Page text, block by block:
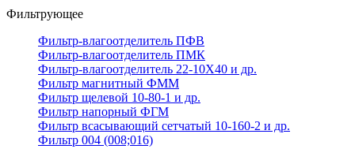
Фильтрующее
Фильтр-влагоотделитель ПФВ
Фильтр-влагоотделитель ПМК
Фильтр-влагоотделитель 22-10Х40 и др.
Фильтр магнитный ФММ
Фильтр щелевой 10-80-1 и др.
Фильтр напорный ФГМ
Фильтр всасывающий сетчатый 10-160-2 и др.
Фильтр 004 (008;016)